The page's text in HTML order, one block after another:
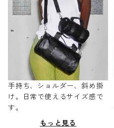
手持ち、ショルダー、斜め掛
け。日常で使えるサイズ感で
す。
もっと見る